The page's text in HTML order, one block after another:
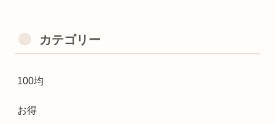
カテゴリー
100均
お得